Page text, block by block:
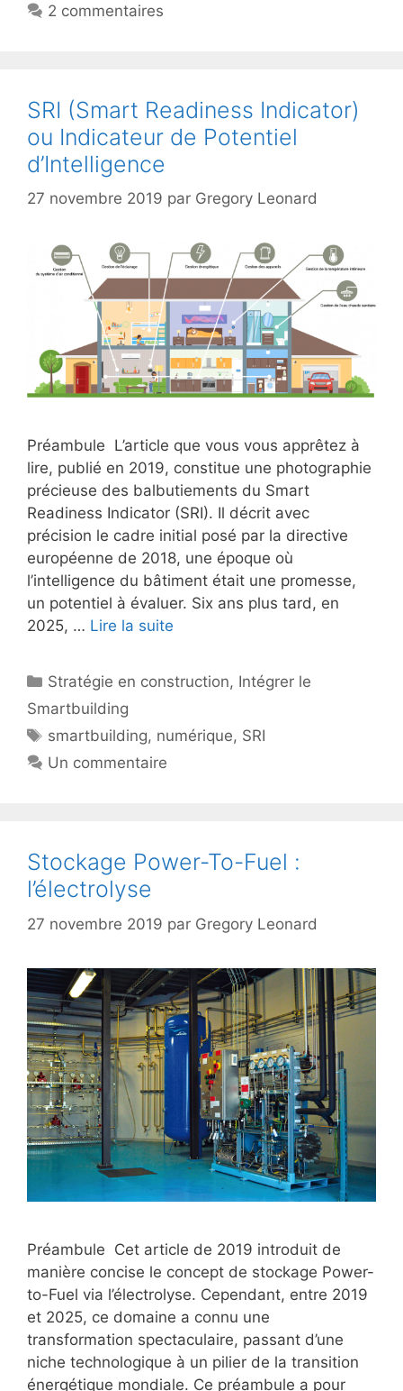
2 commentaires
SRI (Smart Readiness Indicator)
ou Indicateur de Potentiel
d’Intelligence
27 novembre 2019 par Gregory Leonard
Préambule L’article que vous vous apprêtez à
lire, publié en 2019, constitue une photographie
précieuse des balbutiements du Smart
Readiness Indicator (SRI). Il décrit avec
précision le cadre initial posé par la directive
européenne de 2018, une époque où
l’intelligence du bâtiment était une promesse,
un potentiel à évaluer. Six ans plus tard, en
2025, … Lire la suite
Catégories
Stratégie en construction, Intégrer le
Smartbuilding
Étiquettes
smartbuilding, numérique, SRI
Un commentaire
Stockage Power-To-Fuel :
l’électrolyse
27 novembre 2019 par Gregory Leonard
Préambule Cet article de 2019 introduit de
manière concise le concept de stockage Power-
to-Fuel via l’électrolyse. Cependant, entre 2019
et 2025, ce domaine a connu une
transformation spectaculaire, passant d’une
niche technologique à un pilier de la transition
énergétique mondiale. Ce préambule a pour